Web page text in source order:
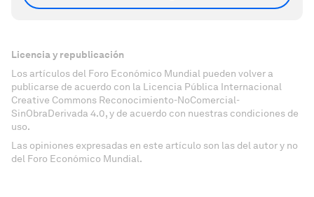
Licencia y republicación
Los artículos del Foro Económico Mundial pueden volver a
publicarse de acuerdo con la Licencia Pública Internacional
Creative Commons Reconocimiento-NoComercial-
SinObraDerivada 4.0, y de acuerdo con nuestras condiciones de
uso.
Las opiniones expresadas en este artículo son las del autor y no
del Foro Económico Mundial.